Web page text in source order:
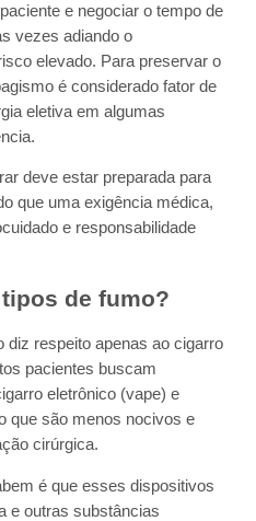
e negociar o tempo de
vezes adiando o
elevado. Para preservar o
é considerado fator de
eletiva em algumas
deve estar preparada para
que uma exigência médica,
e responsabilidade
de fumo?
diz respeito apenas ao cigarro
pacientes buscam
eletrônico (vape) e
que são menos nocivos e
cirúrgica.
é que esses dispositivos
e outras substâncias